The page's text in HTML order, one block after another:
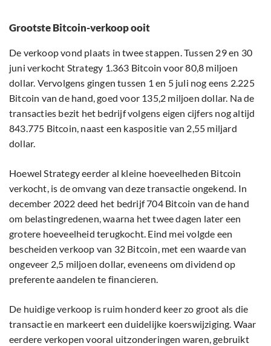
Grootste Bitcoin-verkoop ooit
De verkoop vond plaats in twee stappen. Tussen 29 en 30
juni verkocht Strategy 1.363 Bitcoin voor 80,8 miljoen
dollar. Vervolgens gingen tussen 1 en 5 juli nog eens 2.225
Bitcoin van de hand, goed voor 135,2 miljoen dollar. Na de
transacties bezit het bedrijf volgens eigen cijfers nog altijd
843.775 Bitcoin, naast een kaspositie van 2,55 miljard
dollar.
Hoewel Strategy eerder al kleine hoeveelheden Bitcoin
verkocht, is de omvang van deze transactie ongekend. In
december 2022 deed het bedrijf 704 Bitcoin van de hand
om belastingredenen, waarna het twee dagen later een
grotere hoeveelheid terugkocht. Eind mei volgde een
bescheiden verkoop van 32 Bitcoin, met een waarde van
ongeveer 2,5 miljoen dollar, eveneens om dividend op
preferente aandelen te financieren.
De huidige verkoop is ruim honderd keer zo groot als die
transactie en markeert een duidelijke koerswijziging. Waar
eerdere verkopen vooral uitzonderingen waren, gebruikt